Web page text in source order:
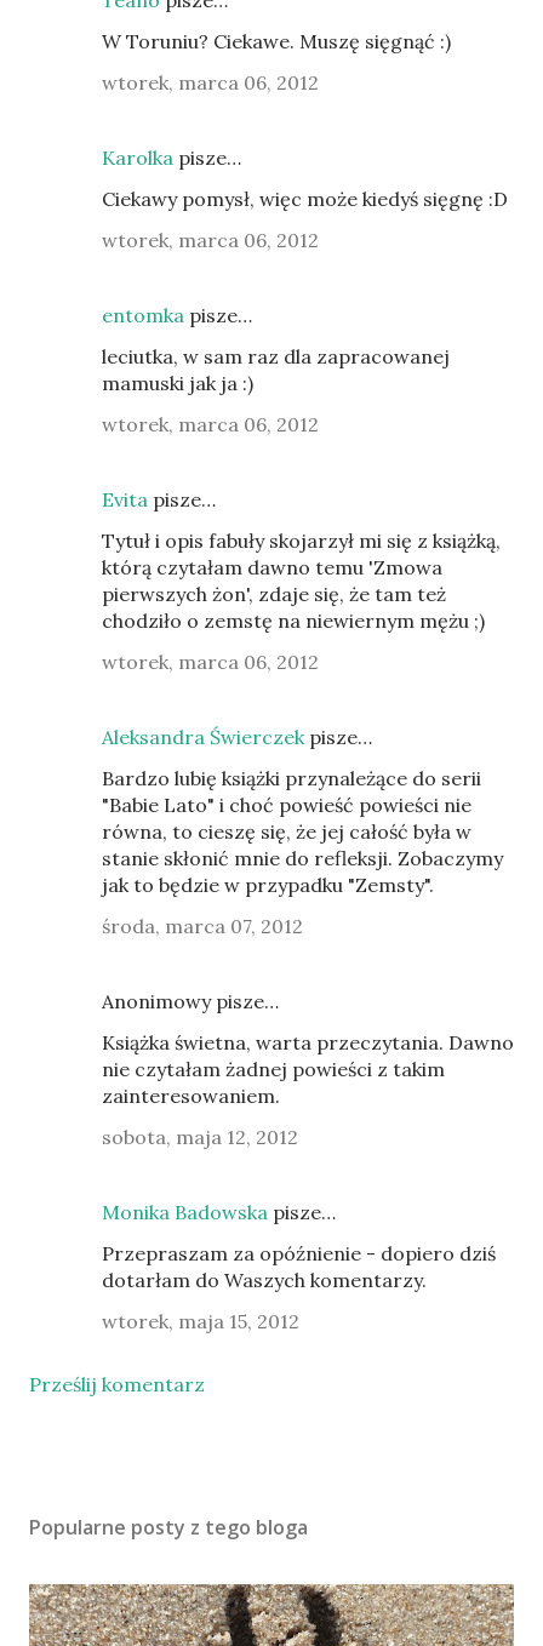
W Toruniu? Ciekawe. Muszę sięgnąć :)
wtorek, marca 06, 2012
Karolka pisze…
Ciekawy pomysł, więc może kiedyś sięgnę :D
wtorek, marca 06, 2012
entomka pisze…
leciutka, w sam raz dla zapracowanej
mamuski jak ja :)
wtorek, marca 06, 2012
Evita pisze…
Tytuł i opis fabuły skojarzył mi się z książką,
którą czytałam dawno temu 'Zmowa
pierwszych żon', zdaje się, że tam też
chodziło o zemstę na niewiernym mężu ;)
wtorek, marca 06, 2012
Aleksandra Świerczek pisze…
Bardzo lubię książki przynależące do serii
"Babie Lato" i choć powieść powieści nie
równa, to cieszę się, że jej całość była w
stanie skłonić mnie do refleksji. Zobaczymy
jak to będzie w przypadku "Zemsty".
środa, marca 07, 2012
Anonimowy pisze…
Książka świetna, warta przeczytania. Dawno
nie czytałam żadnej powieści z takim
zainteresowaniem.
sobota, maja 12, 2012
Monika Badowska pisze…
Przepraszam za opóźnienie - dopiero dziś
dotarłam do Waszych komentarzy.
wtorek, maja 15, 2012
Prześlij komentarz
Popularne posty z tego bloga